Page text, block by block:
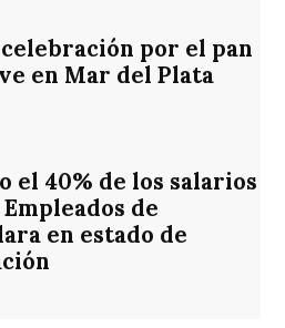
por el pan
en Mar del Plata
el 40% de los salarios
de
en estado de